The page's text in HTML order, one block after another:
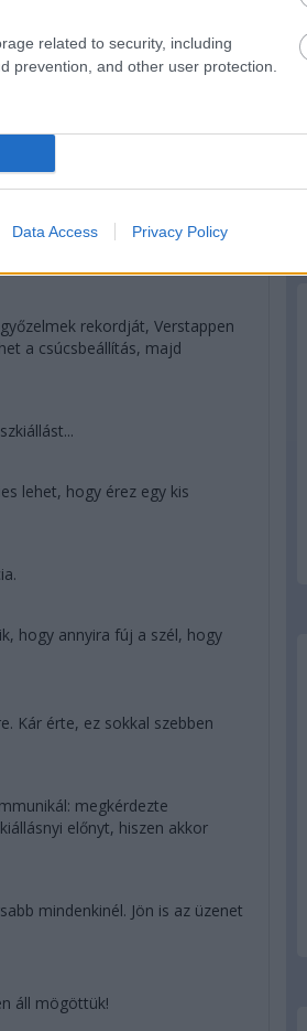
related to security, including
prevention, and other user protection.
Data Access Privacy Policy
Gasly megküzdhetnek a 9-10.
körrel próbálkoznak egy
a kanadai – miközben Norris
rekordját, Verstappen
a csúcsbeállítás, majd
lehet, hogy érez egy kis
hogy annyira fúj a szél, hogy
Kár érte, ez sokkal szebben
megkérdezte
előnyt, hiszen akkor
mindenkinél. Jön is az üzenet
áll mögöttük!